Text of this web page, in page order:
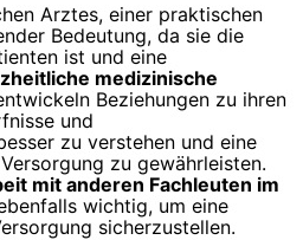
Arztes, einer praktischen
Bedeutung, da sie die
ist und eine
medizinische
Beziehungen zu ihren
und
zu verstehen und eine
zu gewährleisten.
mit anderen Fachleuten im
wichtig, um eine
sicherzustellen.